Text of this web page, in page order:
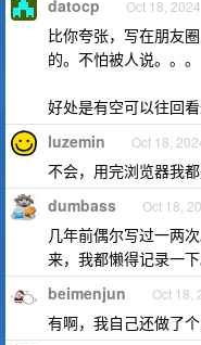
datocp Oct 18, 2024
比你夸张，写在朋友
的。不怕被人说。。。
好处是有空可以往回看
luzemin Oct 18,
不会，用完浏览器我
dumbass Oct 18,
几年前偶尔写过一两
来，我都懒得记录一下
beimenjun Oct 18,
有啊，我自己还做了